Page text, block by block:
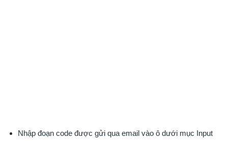
Nhập đoạn code được gửi qua email vào ô dưới mục Input